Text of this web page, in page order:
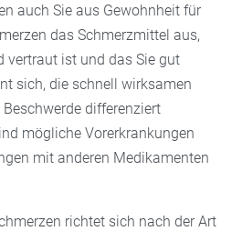
auch Sie aus Gewohnheit für
das Schmerzmittel aus,
vertraut ist und das Sie gut
sich, die schnell wirksamen
differenziert
mögliche Vorerkrankungen
mit anderen Medikamenten
richtet sich nach der Art